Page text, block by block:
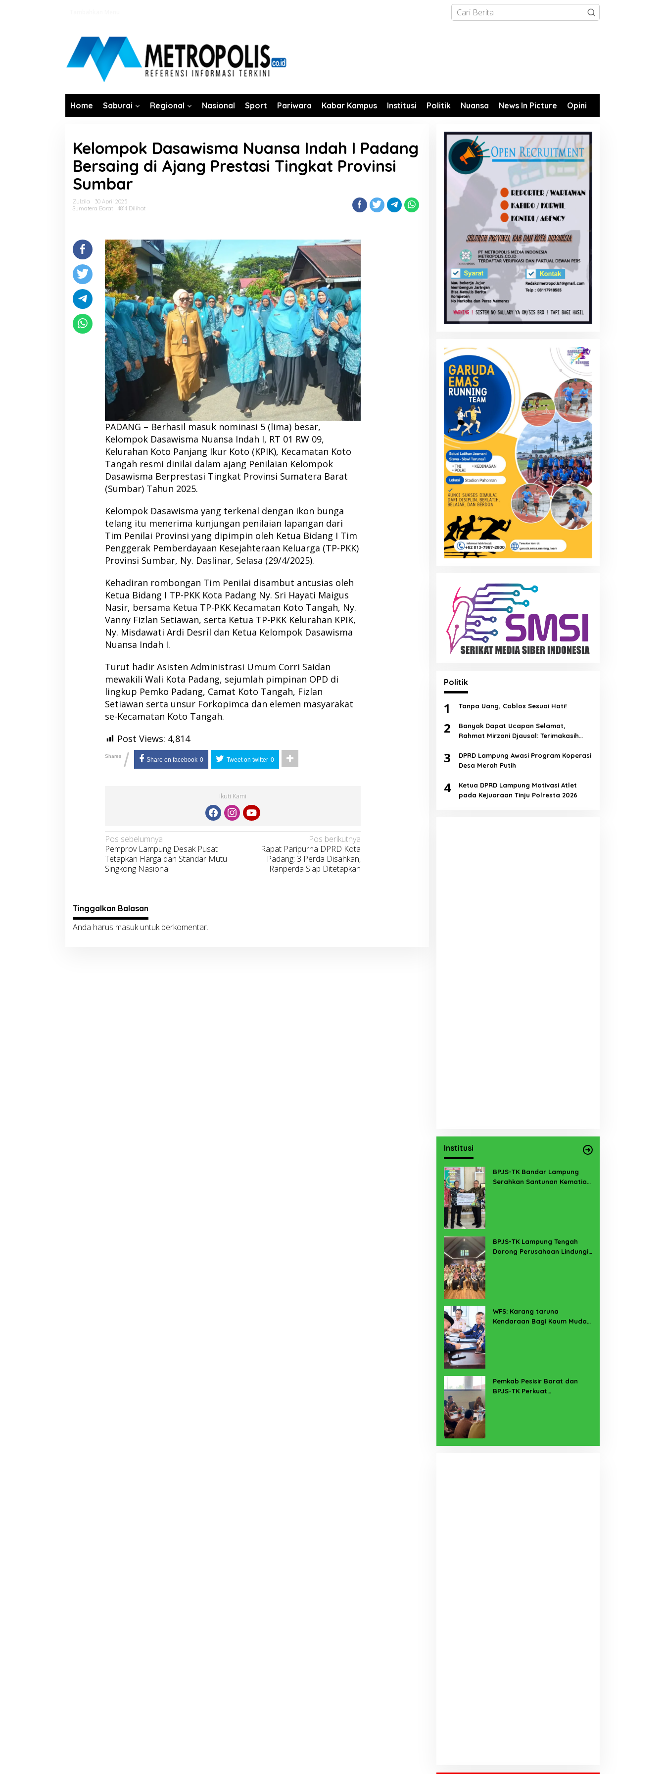
Home Saburai Regional Nasional Sport Pariwara Kabar Kampus Institusi Politik Nuansa News In Picture Opini
Kelompok Dasawisma Nuansa Indah I Padang
Bersaing di Ajang Prestasi Tingkat Provinsi
Sumbar
Zulzila
30 April 2025
Sumatera Barat
4814 Dilihat
PADANG – Berhasil masuk nominasi 5 (lima) besar,
Kelompok Dasawisma Nuansa Indah I, RT 01 RW 09,
Kelurahan Koto Panjang Ikur Koto (KPIK), Kecamatan Koto
Tangah resmi dinilai dalam ajang Penilaian Kelompok
Dasawisma Berprestasi Tingkat Provinsi Sumatera Barat
(Sumbar) Tahun 2025.
Kelompok Dasawisma yang terkenal dengan ikon bunga
telang itu menerima kunjungan penilaian lapangan dari
Tim Penilai Provinsi yang dipimpin oleh Ketua Bidang I Tim
Penggerak Pemberdayaan Kesejahteraan Keluarga (TP-PKK)
Provinsi Sumbar, Ny. Daslinar, Selasa (29/4/2025).
Kehadiran rombongan Tim Penilai disambut antusias oleh
Ketua Bidang I TP-PKK Kota Padang Ny. Sri Hayati Maigus
Nasir, bersama Ketua TP-PKK Kecamatan Koto Tangah, Ny.
Vanny Fizlan Setiawan, serta Ketua TP-PKK Kelurahan KPIK,
Ny. Misdawati Ardi Desril dan Ketua Kelompok Dasawisma
Nuansa Indah I.
Turut hadir Asisten Administrasi Umum Corri Saidan
mewakili Wali Kota Padang, sejumlah pimpinan OPD di
lingkup Pemko Padang, Camat Koto Tangah, Fizlan
Setiawan serta unsur Forkopimca dan elemen masyarakat
se-Kecamatan Koto Tangah.
Post Views: 4,814
Shares / Share on facebook 0 Tweet on twitter 0
Ikuti Kami
Navigasi
pos
Pos sebelumnya
Pemprov Lampung Desak Pusat
Tetapkan Harga dan Standar Mutu
Singkong Nasional
Pos berikutnya
Rapat Paripurna DPRD Kota
Padang: 3 Perda Disahkan,
Ranperda Siap Ditetapkan
Tinggalkan Balasan
Anda harus masukuntuk berkomentar.
Politik
1 Tanpa Uang, Coblos Sesuai Hati!
2
Banyak Dapat Ucapan Selamat,
Rahmat Mirzani Djausal: Terimakasih
3
DPRD Lampung Awasi Program Koperasi
Desa Merah Putih
4
Ketua DPRD Lampung Motivasi Atlet
pada Kejuaraan Tinju Polresta 2026
Institusi
BPJS-TK Bandar Lampung
Serahkan Santunan Kematian
BPJS-TK Lampung Tengah
Dorong Perusahaan Lindungi
WFS: Karang taruna
Kendaraan Bagi Kaum Muda
Pemkab Pesisir Barat dan
BPJS-TK Perkuat